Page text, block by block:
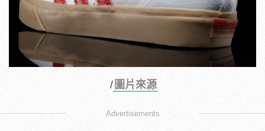
/ 圖片來源
Advertisements